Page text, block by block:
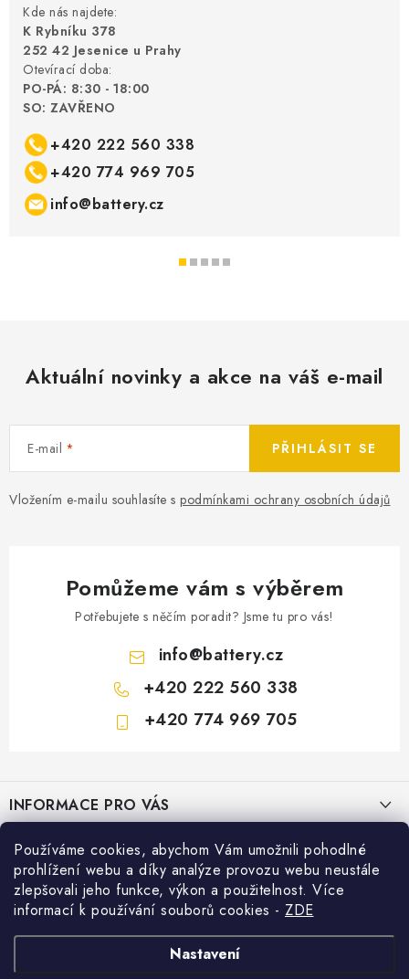
Používáme cookies, abychom Vám umožnili pohodlné
prohlížení webu a díky analýze provozu webu neustále
zlepšovali jeho funkce, výkon a použitelnost. Více
informací k používání souborů cookies - ZDE
Nastavení
TESTERY BATERIÍ
BATERIE PRO VYSAVAČE
BATERIE PRO NOUZOVÁ OSVĚTLENÍ
SPOTŘEBNÍ BATERIE
VÝMĚNA AUTOBATERIE
OBCHODNÍ PODMÍNKY
JAK NA TO S BATTERY.CZ
ČASTO KLADENÉ OTÁZKY, FAQ
NÁVODY KE STAŽENÍ
ZPĚTNÝ ODBĚR ELEKTROZAŘÍZENÍ A BATERIÍ
Kde nás najdete:
K Rybníku 378
252 42 Jesenice u Prahy
Otevírací doba:
PO-PÁ: 8:30 - 18:00
SO: ZAVŘENO
+420 222 560 338
+420 774 969 705
info@battery.cz
Aktuální novinky a akce na váš e-mail
E-mail
Vložením e-mailu souhlasíte s podmínkami ochrany osobních údajů
PŘIHLÁSIT SE
Pomůžeme vám s výběrem
Potřebujete s něčím poradit? Jsme tu pro vás!
info@battery.cz
+420 222 560 338
+420 774 969 705
pINFORMACE PRO VÁS
KONTAKTY
POŠTOVNÉ A DOPRAVA
KONFIGURÁTOR AUTOBATERIÍ
PRODEJNY BATTERY.CZ
Prodejna Brno - Pražákova ul.
Prodejna Praha - Brožíkova ul.
Konfigurátor AUTOBATERIE
Konfigurátor AUTOBATERIE
Vyhledávání